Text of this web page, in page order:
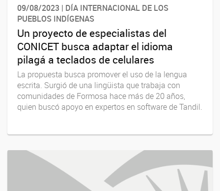
09/08/2023 | DÍA INTERNACIONAL DE LOS
PUEBLOS INDÍGENAS
Un proyecto de especialistas del
CONICET busca adaptar el idioma
pilagá a teclados de celulares
La propuesta busca promover el uso de la lengua
escrita. Surgió de una lingüista que trabaja con
comunidades de Formosa hace más de 20 años,
quien buscó apoyo en expertos en software de Tandil.